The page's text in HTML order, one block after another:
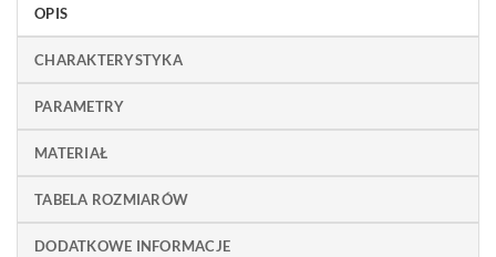
OPIS
CHARAKTERYSTYKA
PARAMETRY
MATERIAŁ
TABELA ROZMIARÓW
DODATKOWE INFORMACJE